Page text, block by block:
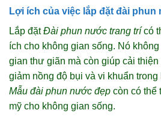
Lợi ích của việc lắp đặt đài phun
Lắp đặtĐài phun nước trang trícó
ích cho không gian sống. Nó
gian thư giãn mà còn giúp cải
giảm nồng độ bụi và vi khuẩn
Mẫu đài phun nước đẹp còn có thể
mỹ cho không gian sống.